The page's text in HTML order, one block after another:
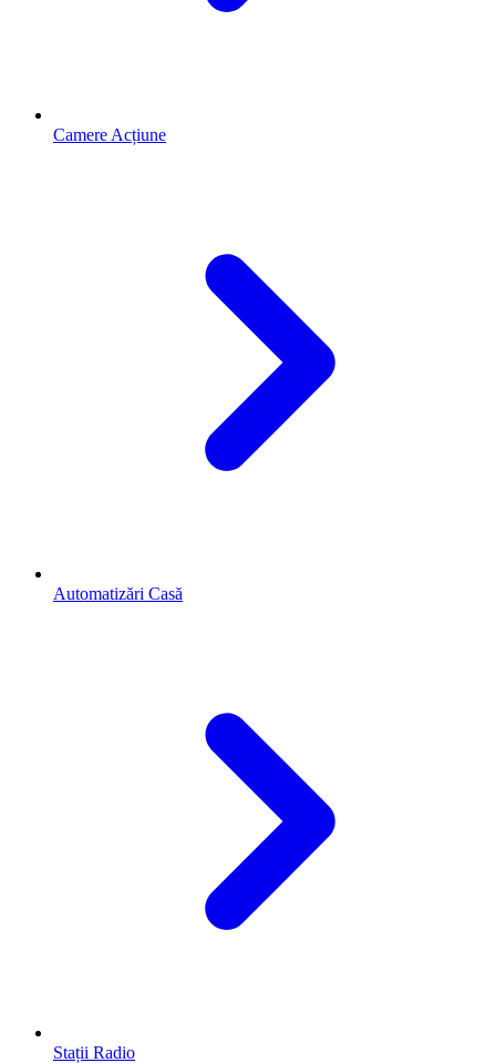
Camere Acțiune
Automatizări Casă
Stații Radio